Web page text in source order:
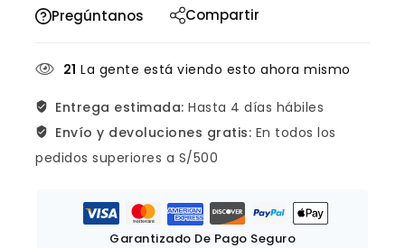
Pregúntanos
Compartir
21 La gente está viendo esto ahora mismo
Entrega estimada: Hasta 4 días hábiles
Envío y devoluciones gratis: En todos los
pedidos superiores a S/500
Garantizado De Pago Seguro